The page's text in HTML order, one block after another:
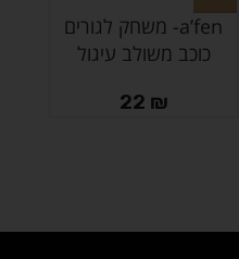
a’fen- משחק לגורים
כוכב משולב עיגול
22 ₪